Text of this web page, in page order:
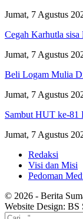
Jumat, 7 Agustus
Cegah Karhutla
Jumat, 7 Agustus
Beli Logam Mulia
Jumat, 7 Agustus
Sambut HUT ke-
Jumat, 7 Agustus
Redaksi
Visi dan Misi
Pedoman
© 2026 - Berita
Website Design: BS